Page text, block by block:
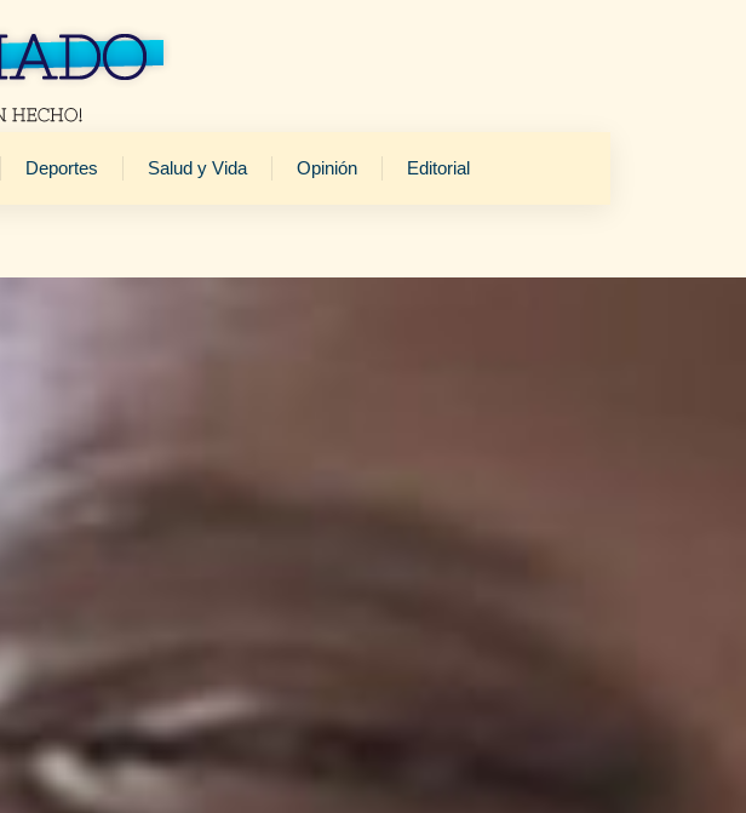
Deportes Salud y Vida Opinión Editorial